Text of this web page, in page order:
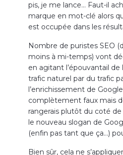
pis, je me lance… Faut-il
marque en mot-clé alors
est occupée dans les
Nombre de puristes SEO
moins à mi-temps) vont
en agitant l’épouvantail de
trafic naturel par du trafic
l’enrichissement de
complètement faux mais
rangerais plutôt du coté
le nouveau slogan de
(enfin pas tant que ça…)
Bien sûr, cela ne